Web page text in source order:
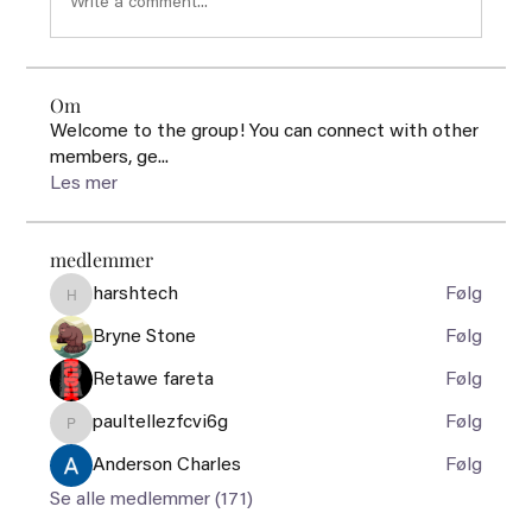
Om
Welcome to the group! You can connect with other
members, ge...
Les mer
medlemmer
harshtech
harshtech Følg
Bryne Stone Følg
Retawe fareta Følg
paultellezfcvi6g
paultellezfcvi6g Følg
Anderson Charles
Følg
Se alle medlemmer (171)